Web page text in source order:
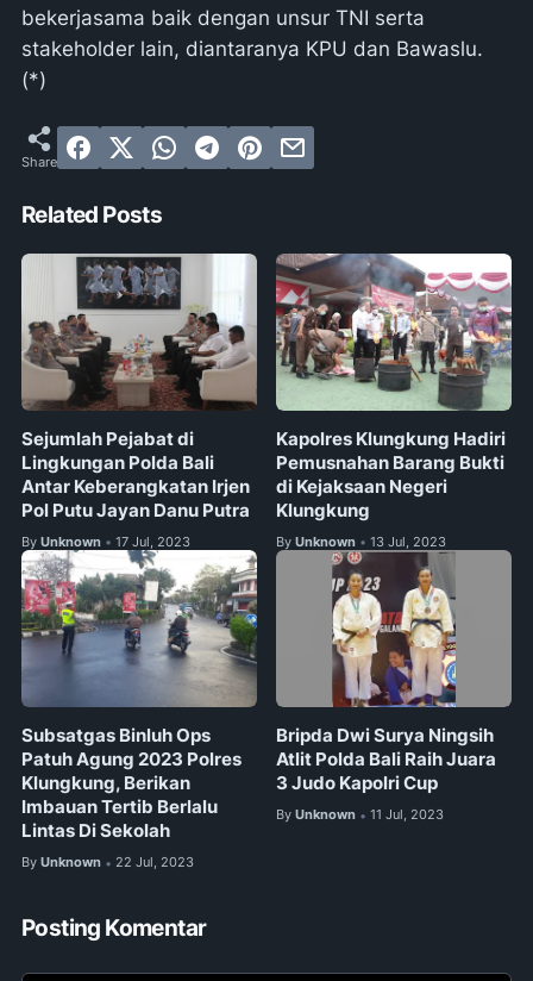
bekerjasama baik dengan unsur TNI serta
stakeholder lain, diantaranya KPU dan Bawaslu.
(*)
Related Posts
Sejumlah Pejabat di
Lingkungan Polda Bali
Antar Keberangkatan Irjen
Pol Putu Jayan Danu Putra
By Unknown • 17 Jul, 2023
Kapolres Klungkung Hadiri
Pemusnahan Barang Bukti
di Kejaksaan Negeri
Klungkung
By Unknown • 13 Jul, 2023
Subsatgas Binluh Ops
Patuh Agung 2023 Polres
Klungkung, Berikan
Imbauan Tertib Berlalu
Lintas Di Sekolah
By Unknown • 22 Jul, 2023
Bripda Dwi Surya Ningsih
Atlit Polda Bali Raih Juara
3 Judo Kapolri Cup
By Unknown • 11 Jul, 2023
Posting Komentar